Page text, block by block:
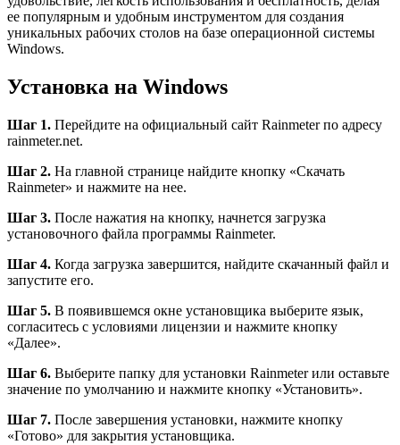
ее популярным и удобным инструментом для создания
уникальных рабочих столов на базе операционной системы
Windows.
Установка на Windows
Шаг 1. Перейдите на официальный сайт Rainmeter по адресу
rainmeter.net.
Шаг 2. На главной странице найдите кнопку «Скачать
Rainmeter» и нажмите на нее.
Шаг 3. После нажатия на кнопку, начнется загрузка
установочного файла программы Rainmeter.
Шаг 4. Когда загрузка завершится, найдите скачанный файл и
запустите его.
Шаг 5. В появившемся окне установщика выберите язык,
согласитесь с условиями лицензии и нажмите кнопку
«Далее».
Шаг 6. Выберите папку для установки Rainmeter или оставьте
значение по умолчанию и нажмите кнопку «Установить».
Шаг 7. После завершения установки, нажмите кнопку
«Готово» для закрытия установщика.